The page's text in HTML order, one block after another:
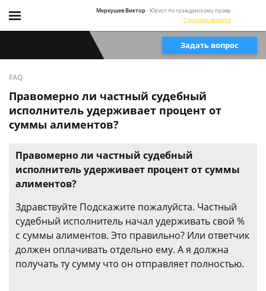
Меркушев Виктор- Юрист по гражданскому праву
Спросить юриста
Задать вопрос
FAQ
Правомерно ли частный судебный
исполнитель удерживает процент от
суммы алиментов?
Правомерно ли частный судебный
исполнитель удерживает процент от суммы
алиментов?
Здравствуйте Подскажите пожалуйста. Частный
судебный исполнитель начал удерживать свой %
с суммы алиментов. Это правильно? Или ответчик
должен оплачивать отдельно ему. А я должна
получать ту сумму что он отправляет полностью.